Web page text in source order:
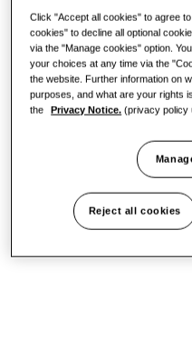
One Samsung
Click "Accept all cookies" to agree
cookies" to decline all optional
via the "Manage cookies" option.
your choices at any time via the
the website. Further information on
purposes, and what are your rights
the
Privacy Notice. (privacy policy
Reject all cookies